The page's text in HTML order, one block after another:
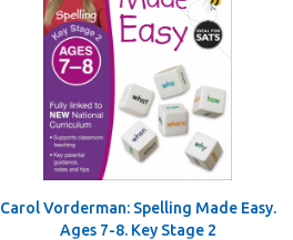
Carol Vorderman: Spelling Made Easy.
Ages 7-8. Key Stage 2